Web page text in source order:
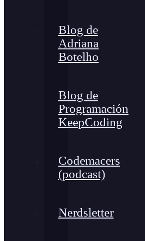
Blog de
Adriana
Botelho
Blog de
Programación
KeepCoding
Codemacers
(podcast)
Nerdsletter